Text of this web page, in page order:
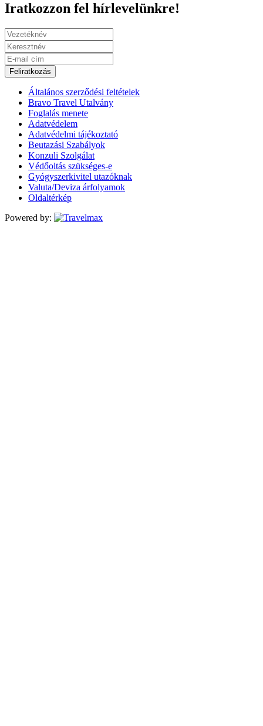
Iratkozzon fel hírlevelünkre!
Feliratkozás
Általános szerződési feltételek
Bravo Travel Utalvány
Foglalás menete
Adatvédelem
Adatvédelmi tájékoztató
Beutazási Szabályok
Konzuli Szolgálat
Védőoltás szükséges-e
Gyógyszerkivitel utazóknak
Valuta/Deviza árfolyamok
Oldaltérkép
Powered by: